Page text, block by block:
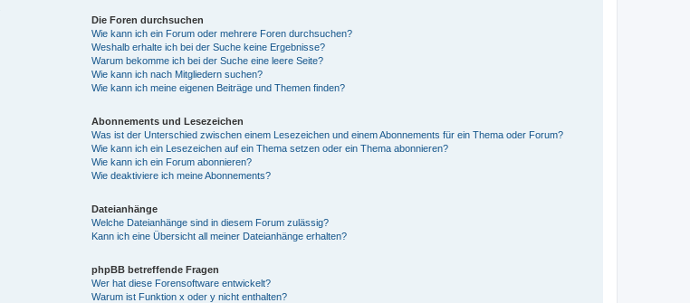
Die Foren durchsuchen
Wie kann ich ein Forum oder mehrere Foren durchsuchen?
Weshalb erhalte ich bei der Suche keine Ergebnisse?
Warum bekomme ich bei der Suche eine leere Seite?
Wie kann ich nach Mitgliedern suchen?
Wie kann ich meine eigenen Beiträge und Themen finden?
Abonnements und Lesezeichen
Was ist der Unterschied zwischen einem Lesezeichen und einem Abonnements für ein Thema oder Forum?
Wie kann ich ein Lesezeichen auf ein Thema setzen oder ein Thema abonnieren?
Wie kann ich ein Forum abonnieren?
Wie deaktiviere ich meine Abonnements?
Dateianhänge
Welche Dateianhänge sind in diesem Forum zulässig?
Kann ich eine Übersicht all meiner Dateianhänge erhalten?
phpBB betreffende Fragen
Wer hat diese Forensoftware entwickelt?
Warum ist Funktion x oder y nicht enthalten?